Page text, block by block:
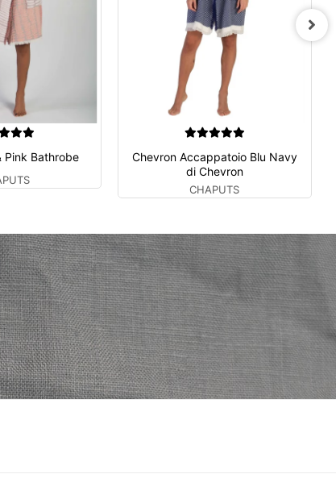
Pink Bathrobe
Chevron Accappatoio Blu Navy
di Chevron
CHAPUTS